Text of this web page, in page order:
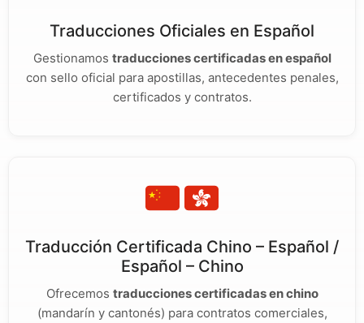
Traducciones Oficiales en Español
Gestionamos traducciones certificadas en español
con sello oficial para apostillas, antecedentes penales,
certificados y contratos.
Traducción Certificada Chino – Español /
Español – Chino
Ofrecemos traducciones certificadas en chino
(mandarín y cantonés) para contratos comerciales,